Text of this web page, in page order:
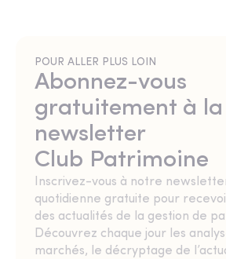
POUR ALLER PLUS LOIN
Abonnez-vous
gratuitement à la
newsletter
Club Patrimoine
Inscrivez-vous à notre
quotidienne gratuite pour
des actualités de la gestion de
Découvrez chaque jour les
marchés, le décryptage de